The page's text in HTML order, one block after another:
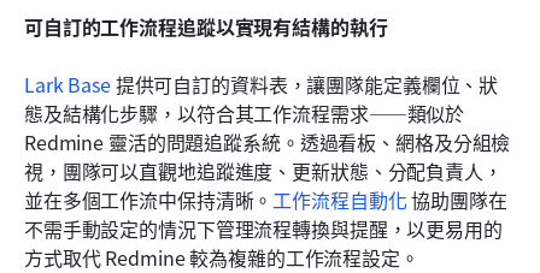
可自訂的工作流程追蹤以實現有結構的執行
Lark Base 提供可自訂的資料表，讓團隊能定義欄位、狀
態及結構化步驟，以符合其工作流程需求——類似於
Redmine 靈活的問題追蹤系統。透過看板、網格及分組檢
視，團隊可以直觀地追蹤進度、更新狀態、分配負責人，
並在多個工作流中保持清晰。工作流程自動化 協助團隊在
不需手動設定的情況下管理流程轉換與提醒，以更易用的
方式取代 Redmine 較為複雜的工作流程設定。